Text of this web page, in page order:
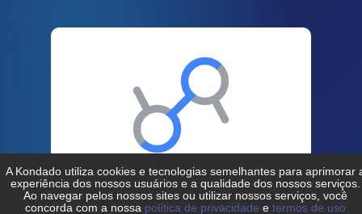
Facebook > Data Studio